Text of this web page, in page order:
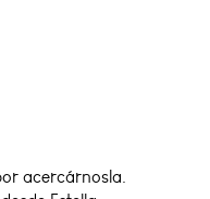
acercárnosla.